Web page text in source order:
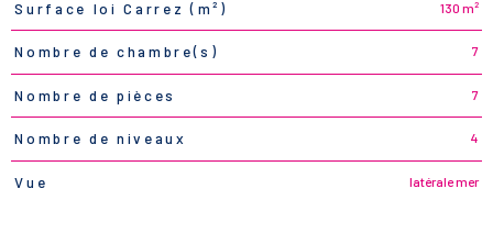
Surface loi Carrez (m²) 130 m²
Nombre de chambre(s) 7
Nombre de pièces 7
Nombre de niveaux 4
Vue latérale mer